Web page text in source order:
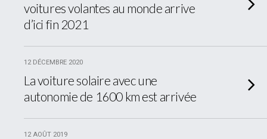
voitures volantes au monde arrive
d’ici fin 2021
12 DÉCEMBRE 2020
La voiture solaire avec une
autonomie de 1600 km est arrivée
12 AOÛT 2019